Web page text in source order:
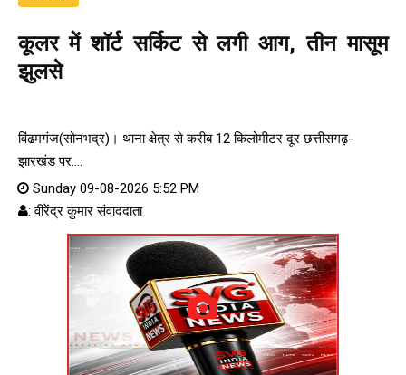
कूलर में शॉर्ट सर्किट से लगी आग, तीन मासूम
झुलसे
विंढमगंज(सोनभद्र)। थाना क्षेत्र से करीब 12 किलोमीटर दूर छत्तीसगढ़-
झारखंड पर....
Sunday 09-08-2026 5:52 PM
: वीरेंद्र कुमार संवाददाता